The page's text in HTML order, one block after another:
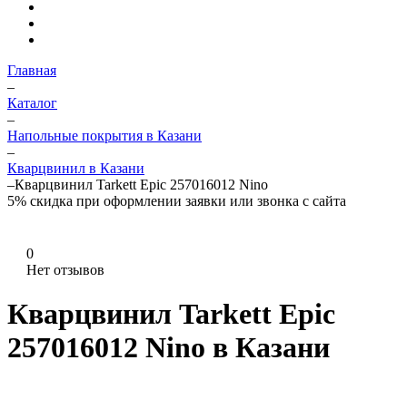
Главная
–
Каталог
–
Напольные покрытия в Казани
–
Кварцвинил в Казани
–Кварцвинил Tarkett Epic 257016012 Nino
5% скидка при оформлении заявки или звонка с сайта
0
Нет отзывов
Кварцвинил Tarkett Epic
257016012 Nino в Казани